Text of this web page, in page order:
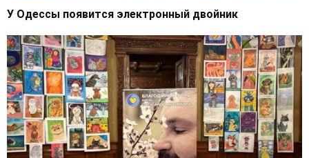
У Одессы появится электронный двойник